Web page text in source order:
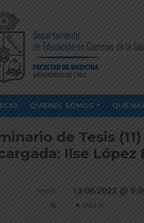
QUIENES SOMOS QUE
de Tesis
Ilse López
WHEN: 13/06/2023 @
SALA 01